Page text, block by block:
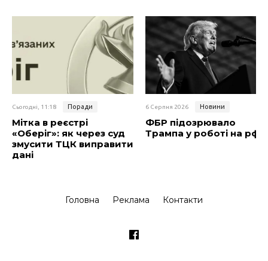
Сьогодні, 11:18 Поради
Мітка в реєстрі
«Оберіг»: як через суд
змусити ТЦК виправити
дані
6 Серпня 2026 Новини
ФБР підозрювало
Трампа у роботі на рф
Головна Реклама Контакти